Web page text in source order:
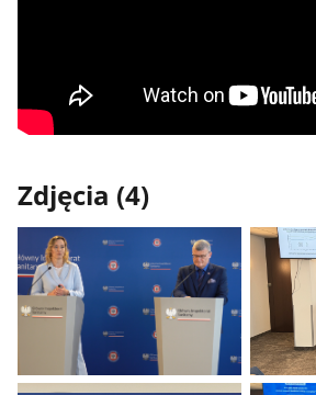
Zdjęcia (4)
Pokaż
Pokaż